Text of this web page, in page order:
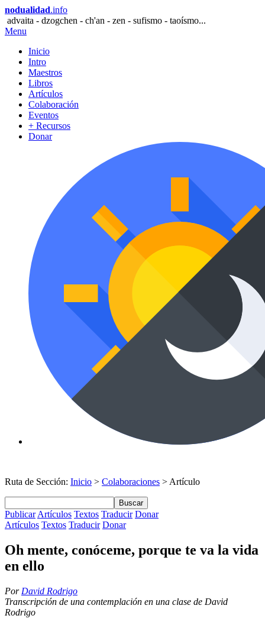
nodualidad.info
advaita - dzogchen - ch'an - zen - sufismo - taoísmo...
Menu
Inicio
Intro
Maestros
Libros
Artículos
Colaboración
Eventos
+ Recursos
Donar
Ruta de Sección: Inicio > Colaboraciones > Artículo
Buscar
Publicar Artículos Textos Traducir Donar
Artículos Textos Traducir Donar
Oh mente, conóceme, porque te va la vida
en ello
Por David Rodrigo
Transcripción de una contemplación en una clase de David
Rodrigo